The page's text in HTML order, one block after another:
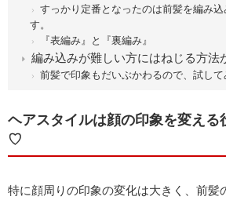
すっかり定番となったのは前髪を編み
す。
『表編み』と『裏編み』
編み込みが難しい方にはねじる方法
前髪で印象もだいぶかわるので、試し
ヘアスタイルは顔の印象を変える
♡
特に顔周りの印象の変化は大きく、前髪